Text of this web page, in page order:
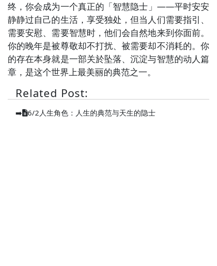
终，你会成为一个真正的「智慧隐士」——平时安安
静静过自己的生活，享受独处，但当人们需要指引、
需要安慰、需要智慧时，他们会自然地来到你面前。
你的晚年是被尊敬却不打扰、被需要却不消耗的。你
的存在本身就是一部关於坠落、沉淀与智慧的动人篇
章，是这个世界上最美丽的典范之一。
Related Post:
➡️ 6/2人生角色：人生的典范与天生的隐士